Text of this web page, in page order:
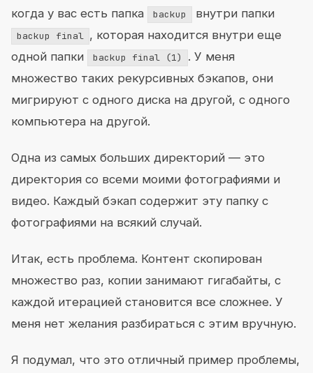
когда у вас есть папка
backup внутри папки
backup final , которая находится внутри еще
одной папки
backup final (1)
. У меня
множество таких рекурсивных бэкапов, они
мигрируют с одного диска на другой, с одного
компьютера на другой.
Одна из самых больших директорий — это
директория со всеми моими фотографиями и
видео. Каждый бэкап содержит эту папку с
фотографиями на всякий случай.
Итак, есть проблема. Контент скопирован
множество раз, копии занимают гигабайты, с
каждой итерацией становится все сложнее. У
меня нет желания разбираться с этим вручную.
Я подумал, что это отличный пример проблемы,